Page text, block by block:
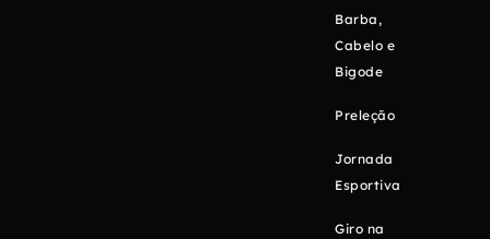
Barba,
Cabelo e
Bigode
Preleção
Jornada
Esportiva
Giro na